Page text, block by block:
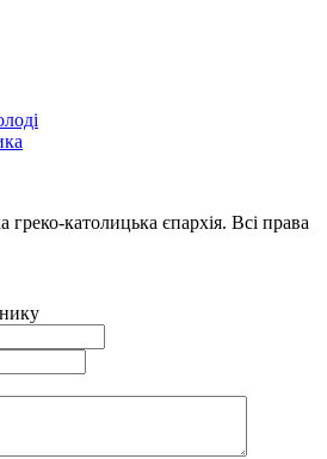
греко-католицька єпархія. Всі права